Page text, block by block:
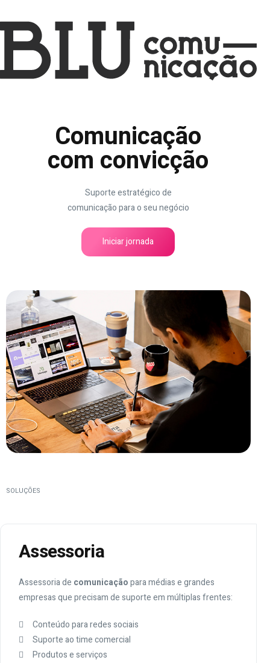
Comunicação
com convicção
Suporte estratégico de
comunicação para o seu negócio
Iniciar jornada
SOLUÇÕES
Assessoria
Assessoria de comunicaçãopara médias e grandes
empresas que precisam de suporte em múltiplas frentes:
Conteúdo para redes sociais
Suporte ao time comercial
Produtos e serviços